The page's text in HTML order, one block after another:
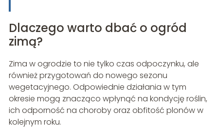
Dlaczego warto dbać o ogród
zimą?
Zima w ogrodzie to nie tylko czas odpoczynku, ale
również przygotowań do nowego sezonu
wegetacyjnego. Odpowiednie działania w tym
okresie mogą znacząco wpłynąć na kondycję roślin,
ich odporność na choroby oraz obfitość plonów w
kolejnym roku.